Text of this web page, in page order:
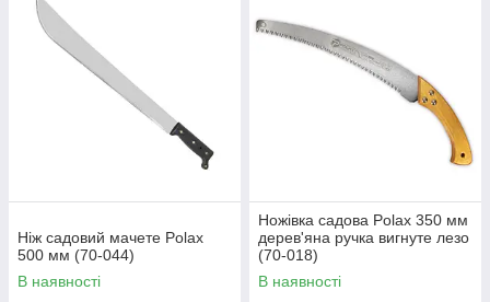
Ніж садовий мачете Polax
500 мм (70-044)
В наявності
Ножівка садова Polax 350 мм
дерев'яна ручка вигнуте лезо
(70-018)
В наявності